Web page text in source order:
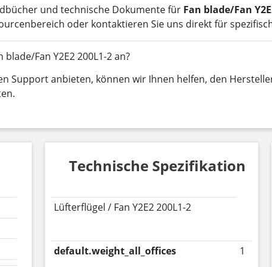
und technische Dokumente für Fan blade/Fan
oder kontaktieren Sie uns direkt für
Fan Y2E2 200L1-2 an?
Support anbieten, können wir Ihnen helfen, den
Technische Spezifikation
Lüfterflügel / Fan Y2E2 200L1-2
default.weight_all_offices 1